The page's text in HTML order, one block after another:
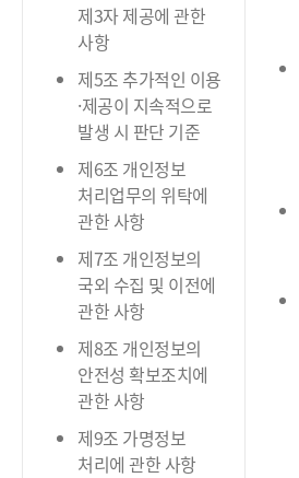
제3자 제공에 관한
사항
제5조 추가적인 이용
·제공이 지속적으로
발생 시 판단 기준
제6조 개인정보
처리업무의 위탁에
관한 사항
제7조 개인정보의
국외 수집 및 이전에
관한 사항
제8조 개인정보의
안전성 확보조치에
관한 사항
제9조 가명정보
처리에 관한 사항